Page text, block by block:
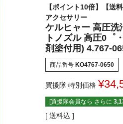
【ポイント10倍】【送
アクセサリー
ケルヒャー 高圧洗
トノズル 高圧0゜
剤塗付用) 4.767-
商品番号 KO4767-0650
買援隊 特別価格 ¥
[買援隊会員なら さらに
送料込